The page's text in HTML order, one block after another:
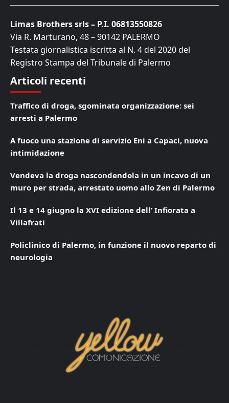
Limas Brothers srls – P.I. 06813550826
Via R. Marturano, 48 – 90142 PALERMO
Testata giornalistica iscritta al N. 4 del 2020 del
Registro Stampa del Tribunale di Palermo
Articoli recenti
Traffico di droga, sgominata organizzazione: sei
arresti a Palermo
A fuoco una stazione di servizio Eni a Capaci, nuova
intimidazione
Vendeva la droga nascondendola in un incavo di un
muro per strada, arrestato uomo allo Zen di Palermo
Il 13 e 14 giugno la XVI edizione dell’ Infiorata a
Villafrati
Policlinico di Palermo, in funzione il nuovo reparto di
neurologia